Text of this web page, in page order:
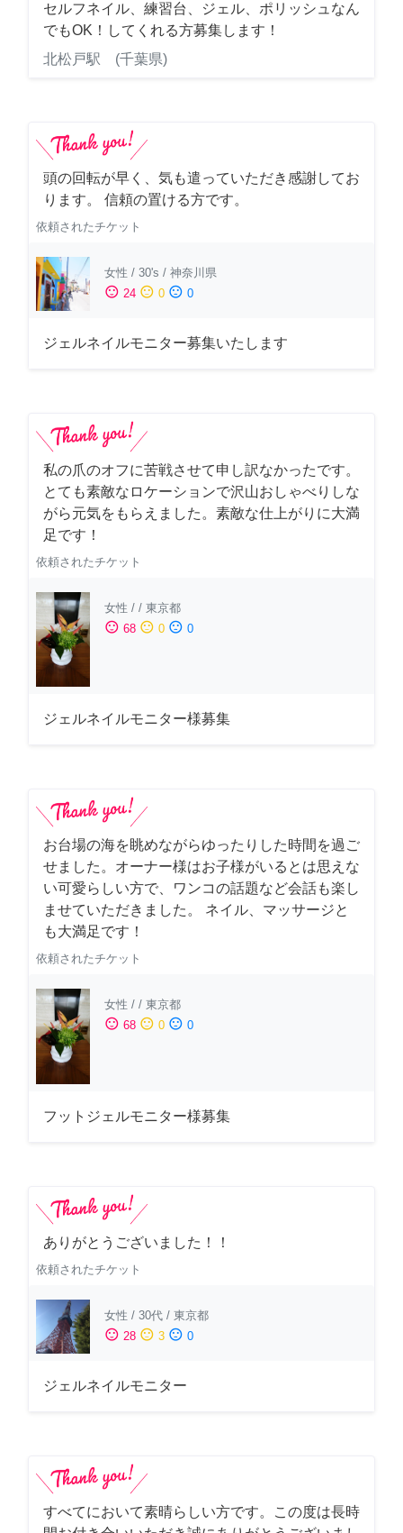
セルフネイル、練習台、ジェル、ポリッシュなん
でもOK！してくれる方募集します！
北松戸駅 (千葉県)
頭の回転が早く、気も遣っていただき感謝してお
ります。 信頼の置ける方です。
依頼されたチケット
女性 / 30's / 神奈川県
sentiment_satisfied 24 sentiment_neutral 0 sentiment_dissatisfied 0
ジェルネイルモニター募集いたします
私の爪のオフに苦戦させて申し訳なかったです。
とても素敵なロケーションで沢山おしゃべりしな
がら元気をもらえました。素敵な仕上がりに大満
足です！
依頼されたチケット
女性 / / 東京都
sentiment_satisfied 68 sentiment_neutral 0 sentiment_dissatisfied 0
ジェルネイルモニター様募集
お台場の海を眺めながらゆったりした時間を過ご
せました。オーナー様はお子様がいるとは思えな
い可愛らしい方で、ワンコの話題など会話も楽し
ませていただきました。 ネイル、マッサージと
も大満足です！
依頼されたチケット
女性 / / 東京都
sentiment_satisfied 68 sentiment_neutral 0 sentiment_dissatisfied 0
フットジェルモニター様募集
ありがとうございました！！
依頼されたチケット
女性 / 30代 / 東京都
sentiment_satisfied 28 sentiment_neutral 3 sentiment_dissatisfied 0
ジェルネイルモニター
すべてにおいて素晴らしい方です。この度は長時